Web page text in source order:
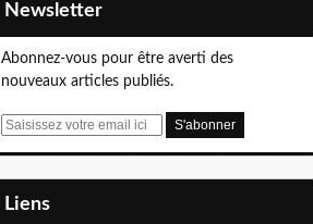
Newsletter
Abonnez-vous pour être averti des
nouveaux articles publiés.
E
Liens